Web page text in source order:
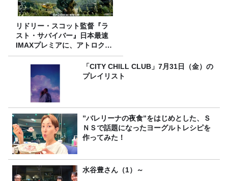
リドリー・スコット監督『ラ
スト・サバイバー』日本最速
IMAXプレミアに、アトロクリ
スナー60名をご招待！
「CITY CHILL CLUB」7月31日（金）の
プレイリスト
”バレリーナの夜食”をはじめとした、Ｓ
ＮＳで話題になったヨーグルトレシピを
作ってみた！
水谷豊さん（1）～